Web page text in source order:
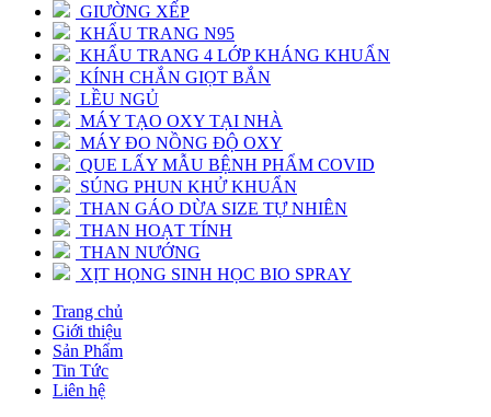
GIƯỜNG XẾP
KHẨU TRANG N95
KHẨU TRANG 4 LỚP KHÁNG KHUẨN
KÍNH CHẮN GIỌT BẮN
LỀU NGỦ
MÁY TẠO OXY TẠI NHÀ
MÁY ĐO NỒNG ĐỘ OXY
QUE LẤY MẪU BỆNH PHẨM COVID
SÚNG PHUN KHỬ KHUẨN
THAN GÁO DỪA SIZE TỰ NHIÊN
THAN HOẠT TÍNH
THAN NƯỚNG
XỊT HỌNG SINH HỌC BIO SPRAY
Trang chủ
Giới thiệu
Sản Phẩm
Tin Tức
Liên hệ